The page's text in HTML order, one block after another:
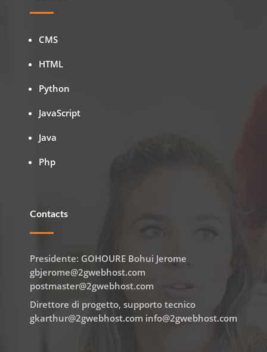
CMS
HTML
Python
JavaScript
Java
Php
Contacts
Presidente: GOHOURE Bohui Jerome
gbjerome@2gwebhost.com
postmaster@2gwebhost.com
Direttore di progetto, supporto tecnico
gkarthur@2gwebhost.com info@2gwebhost.com